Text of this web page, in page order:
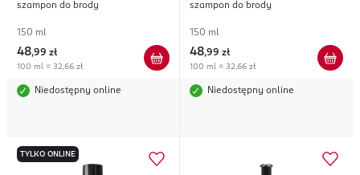
szampon do brody
150 ml
48,99 zł
100 ml = 32,66 zł
Niedostępny online
szampon do brody
150 ml
48,99 zł
100 ml = 32,66 zł
Niedostępny online
TYLKO ONLINE